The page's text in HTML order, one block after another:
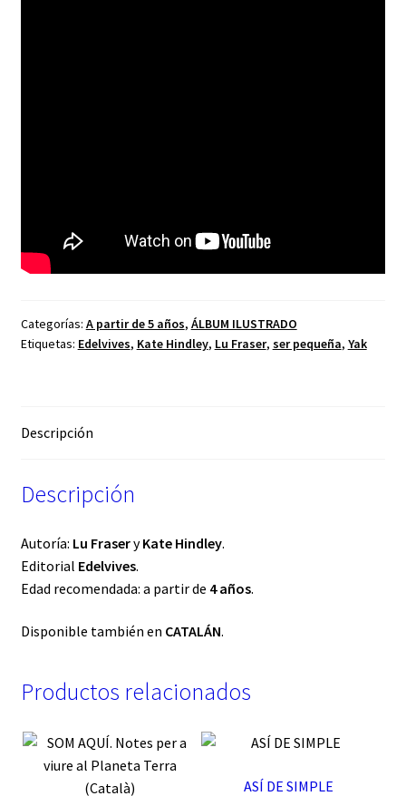
Categorías: A partir de 5 años, ÁLBUM ILUSTRADO
Etiquetas: Edelvives, Kate Hindley, Lu Fraser, ser pequeña, Yak
Descripción
Descripción
Autoría: Lu FraseryKate Hindley.
Editorial Edelvives.
Edad recomendada: a partir de 4 años.
Disponible también en CATALÁN.
Productos relacionados
ASÍ DE SIMPLE